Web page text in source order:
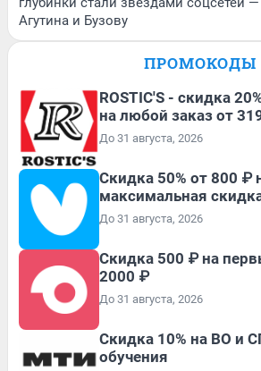
Агутина и Бузову
ПРОМОКОДЫ
ROSTIC'S - скидка
на любой заказ от
До 31 августа, 2026
Скидка 50% от 800 ₽
максимальная
До 31 августа, 2026
Скидка 500 ₽ на
2000 ₽
До 31 августа, 2026
Скидка 10% на ВО и
обучения